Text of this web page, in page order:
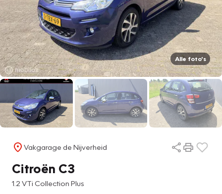
Alle foto's
Vakgarage de Nijverheid
Citroën C3
1.2 VTi Collection Plus